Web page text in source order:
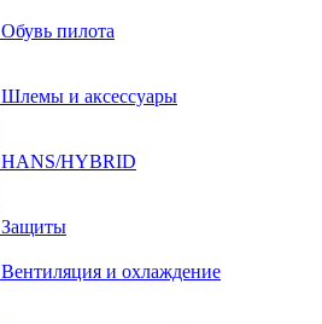
Обувь пилота
Шлемы и аксессуары
HANS/HYBRID
Защиты
Вентиляция и охлаждение